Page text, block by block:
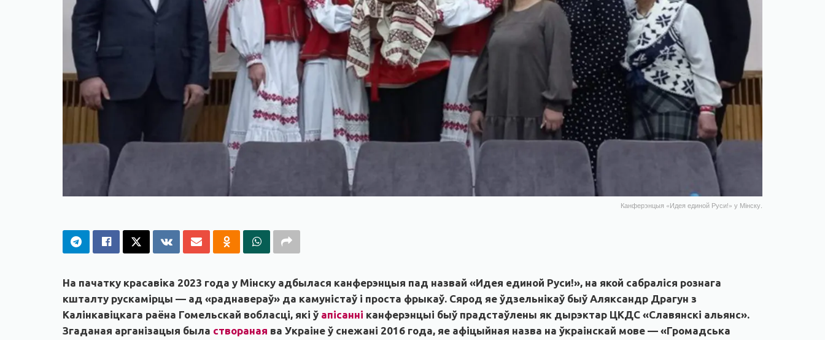
Канферэнцыя «Идея единой Руси!» у Мінску.
На пачатку красавіка 2023 года у Мінску адбылася канферэнцыя пад назвай «Идея единой Руси!», на якой сабраліся рознага
кшталту рускамірцы — ад «раднавераў» да камуністаў і проста фрыкаў. Сярод яе ўдзельнікаў быў Аляксандр Драгун з
Калінкавіцкага раёна Гомельскай вобласці, які ў апісанні канферэнцыі быў прадстаўлены як дырэктар ЦКДС «Славянскі альянс».
Згаданая арганізацыя была створаная ва Украіне ў снежані 2016 года, яе афіцыйная назва на ўкраінскай мове — «Громадська